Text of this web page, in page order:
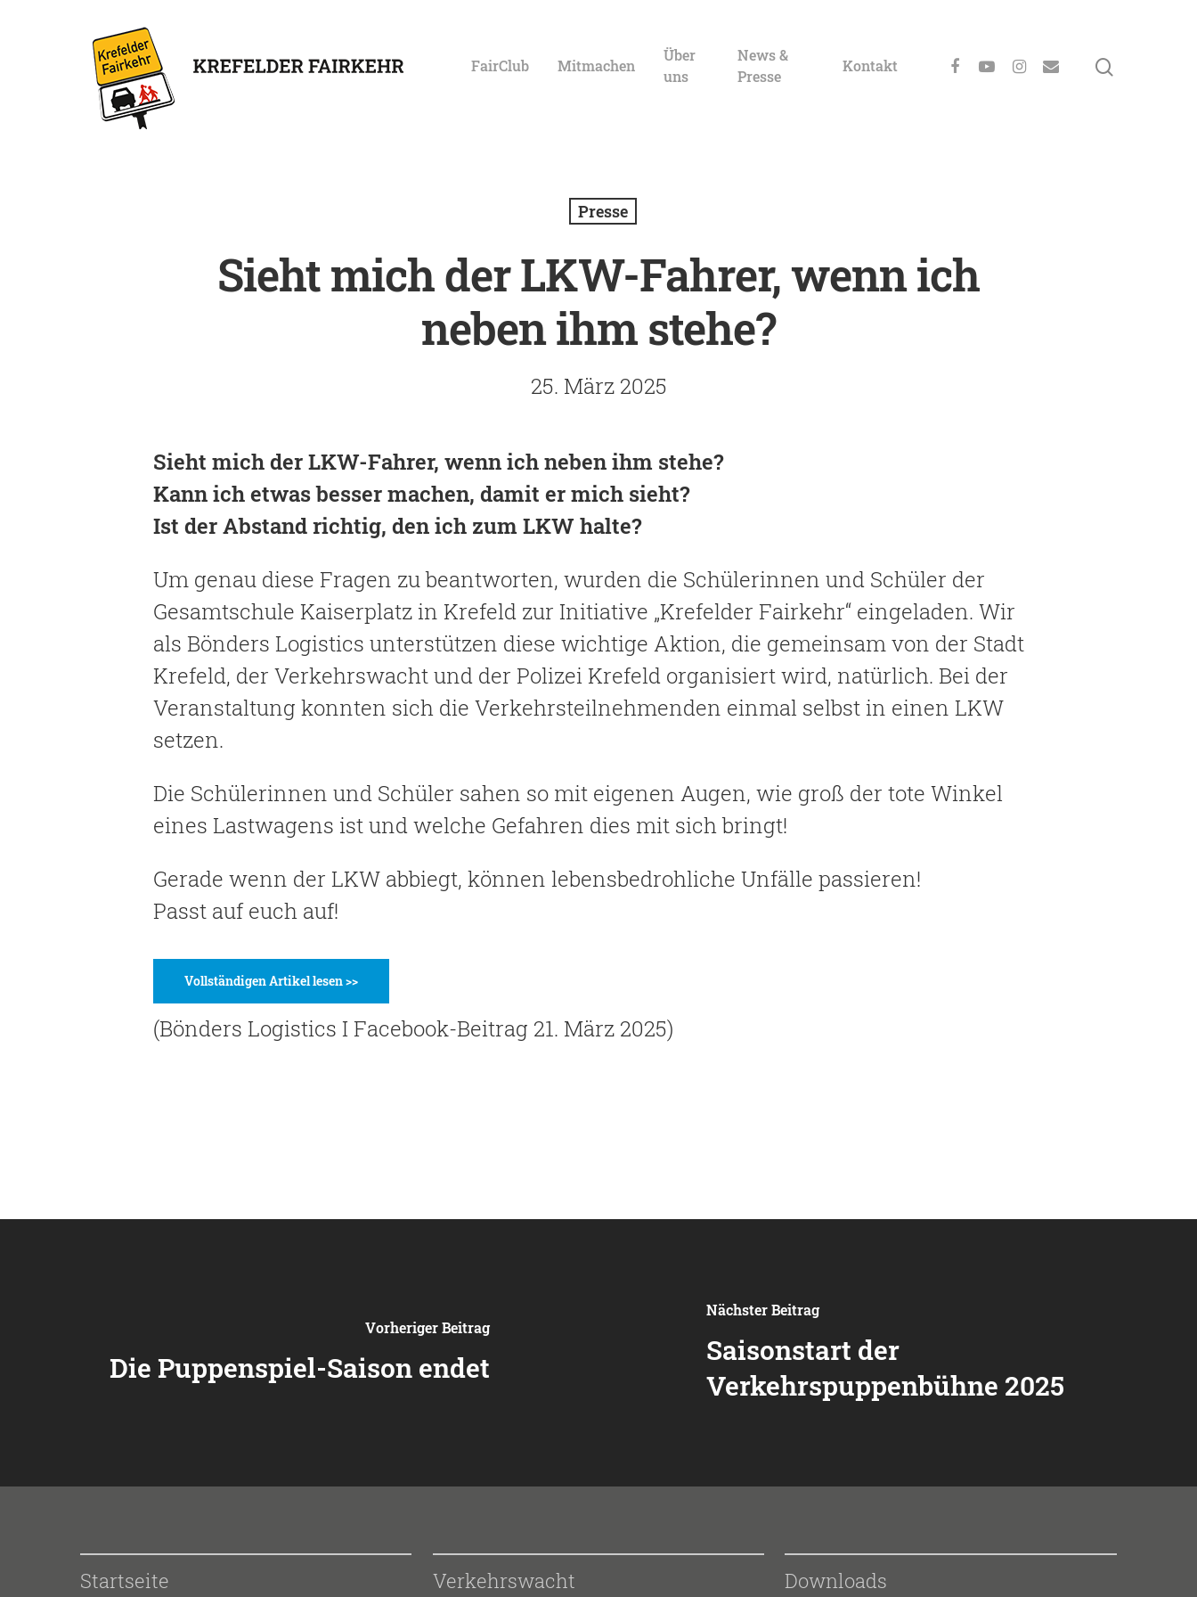
FairClub Mitmachen
Über
uns
News &
Presse
Kontakt
Presse
Sieht mich der LKW-Fahrer, wenn ich
neben ihm stehe?
25. März 2025
Sieht mich der LKW-Fahrer, wenn ich neben ihm stehe?
Kann ich etwas besser machen, damit er mich sieht?
Ist der Abstand richtig, den ich zum LKW halte?
Um genau diese Fragen zu beantworten, wurden die Schülerinnen und Schüler der
Gesamtschule Kaiserplatz in Krefeld zur Initiative „Krefelder Fairkehr“ eingeladen. Wir
als Bönders Logistics unterstützen diese wichtige Aktion, die gemeinsam von der Stadt
Krefeld, der Verkehrswacht und der Polizei Krefeld organisiert wird, natürlich. Bei der
Veranstaltung konnten sich die Verkehrsteilnehmenden einmal selbst in einen LKW
setzen.
Die Schülerinnen und Schüler sahen so mit eigenen Augen, wie groß der tote Winkel
eines Lastwagens ist und welche Gefahren dies mit sich bringt!
Gerade wenn der LKW abbiegt, können lebensbedrohliche Unfälle passieren!
Passt auf euch auf!
Vollständigen Artikel lesen >>
(Bönders Logistics I Facebook-Beitrag 21. März 2025)
Vorheriger Beitrag
Die Puppenspiel-Saison endet
Nächster Beitrag
Saisonstart der
Verkehrspuppenbühne 2025
Startseite Verkehrswacht Downloads